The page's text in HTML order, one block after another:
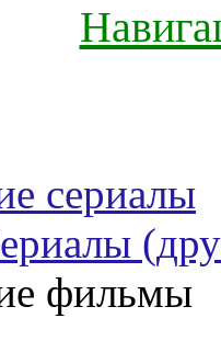
сериалы
фильмы